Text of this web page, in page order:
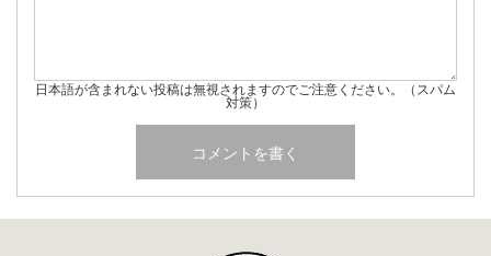
日本語が含まれない投稿は無視されますのでご注意ください。（スパム
対策）